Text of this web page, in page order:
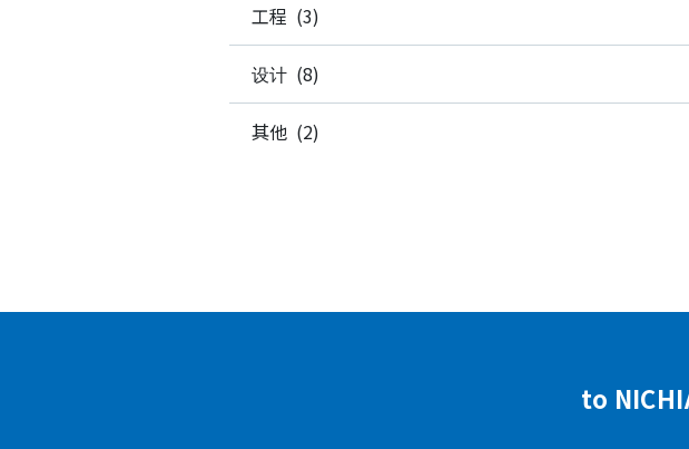
工程 (3)
设计 (8)
其他 (2)
to